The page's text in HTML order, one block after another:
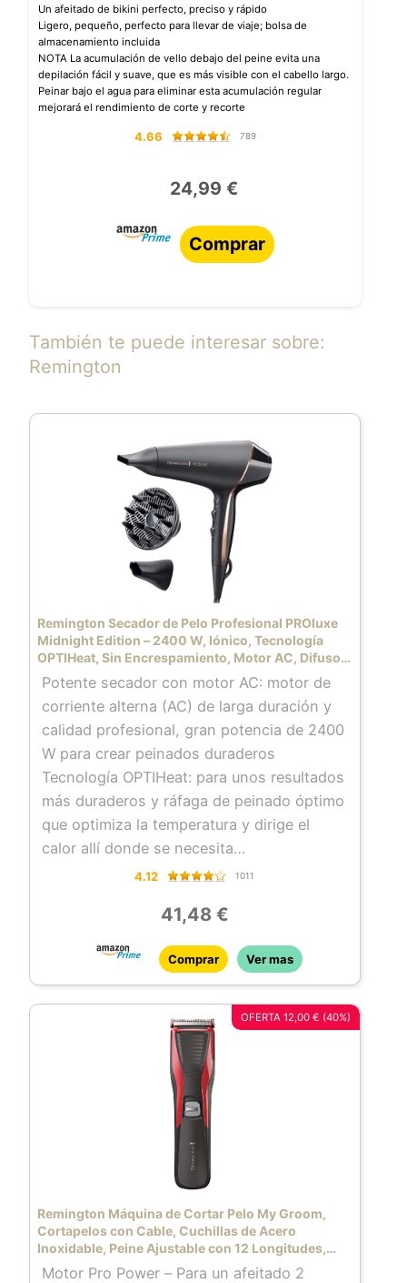
Un afeitado de bikini perfecto, preciso y rápido
Ligero, pequeño, perfecto para llevar de viaje; bolsa de
almacenamiento incluida
NOTA La acumulación de vello debajo del peine evita una
depilación fácil y suave, que es más visible con el cabello largo.
Peinar bajo el agua para eliminar esta acumulación regular
mejorará el rendimiento de corte y recorte
4.66 789
24,99 €
Comprar
También te puede interesar sobre:
Remington
Remington Secador de Pelo Profesional PROluxe
Midnight Edition – 2400 W, Iónico, Tecnología
OPTIHeat, Sin Encrespamiento, Motor AC, Difusor
y Concentrador, 3 Temperaturas, 2 Velocidades –
AC9140B
Potente secador con motor AC: motor de
corriente alterna (AC) de larga duración y
calidad profesional, gran potencia de 2400
W para crear peinados duraderos
Tecnología OPTIHeat: para unos resultados
más duraderos y ráfaga de peinado óptimo
que optimiza la temperatura y dirige el
calor allí donde se necesita
Secador de pelo iónico: acondicionamiento
encrespamiento y potenciar el brillo; 3
temperaturas y 2 velocidades para crear
todo tipo de peinados y ráfaga de aire frío
para fijar el peinado
2 concentradores y 1 difusor: incluye 2
concentradores y 1 difusor que añade
volumen al pelo y acentúa el rizo
Rejilla trasera desmontable: la rejilla trasera
del secador es desmontable para una fácil
limpieza; cable profesional de 3 m y
práctico gancho para colgar
4.12 1011
41,48 €
Comprar Ver mas
OFERTA 12,00 € (40%)
Remington Máquina de Cortar Pelo My Groom,
Cortapelos con Cable, Cuchillas de Acero
Inoxidable, Peine Ajustable con 12 Longitudes,
Cepillo para Limpieza – HC5100
Motor Pro Power – Para un afeitado 2